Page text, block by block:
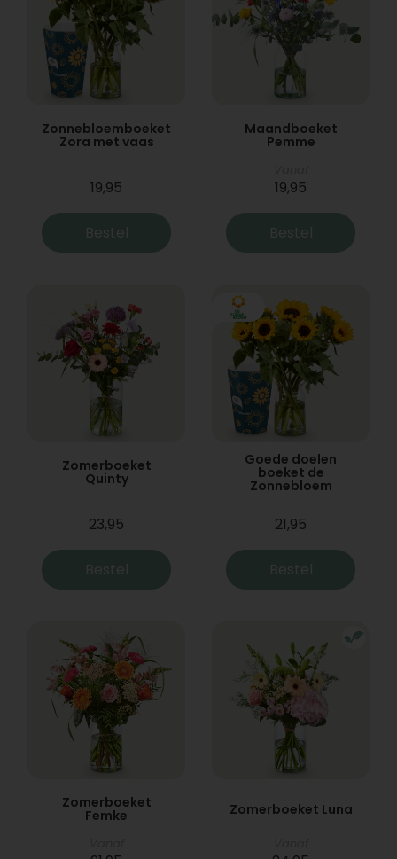
Zonnebloemboeket
Zora met vaas
19,95
Bestel
Maandboeket
Pemme
19,95
Bestel
Zomerboeket
Quinty
23,95
Bestel
Goede doelen
boeket de
Zonnebloem
21,95
Bestel
Zomerboeket
Femke Zomerboeket Luna